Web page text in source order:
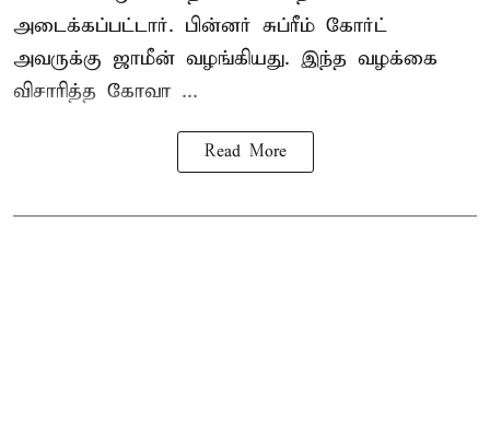
அடைக்கப்பட்டார். பின்னர் சுப்ரீம் கோர்ட்
அவருக்கு ஜாமீன் வழங்கியது. இந்த வழக்கை
விசாரித்த கோவா ...
Read More